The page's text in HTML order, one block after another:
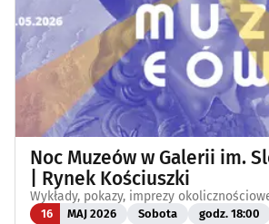
Noc Muzeów w Galerii im.
| Rynek Kościuszki
Wykłady, pokazy, imprezy
16 MAJ 2026 Sobota godz. 18:00